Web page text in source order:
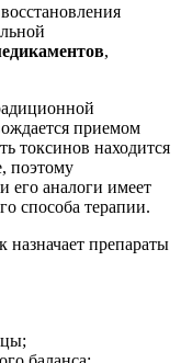
,
приемом
токсинов находится
поэтому
его аналоги имеет
способа терапии.
назначает препараты